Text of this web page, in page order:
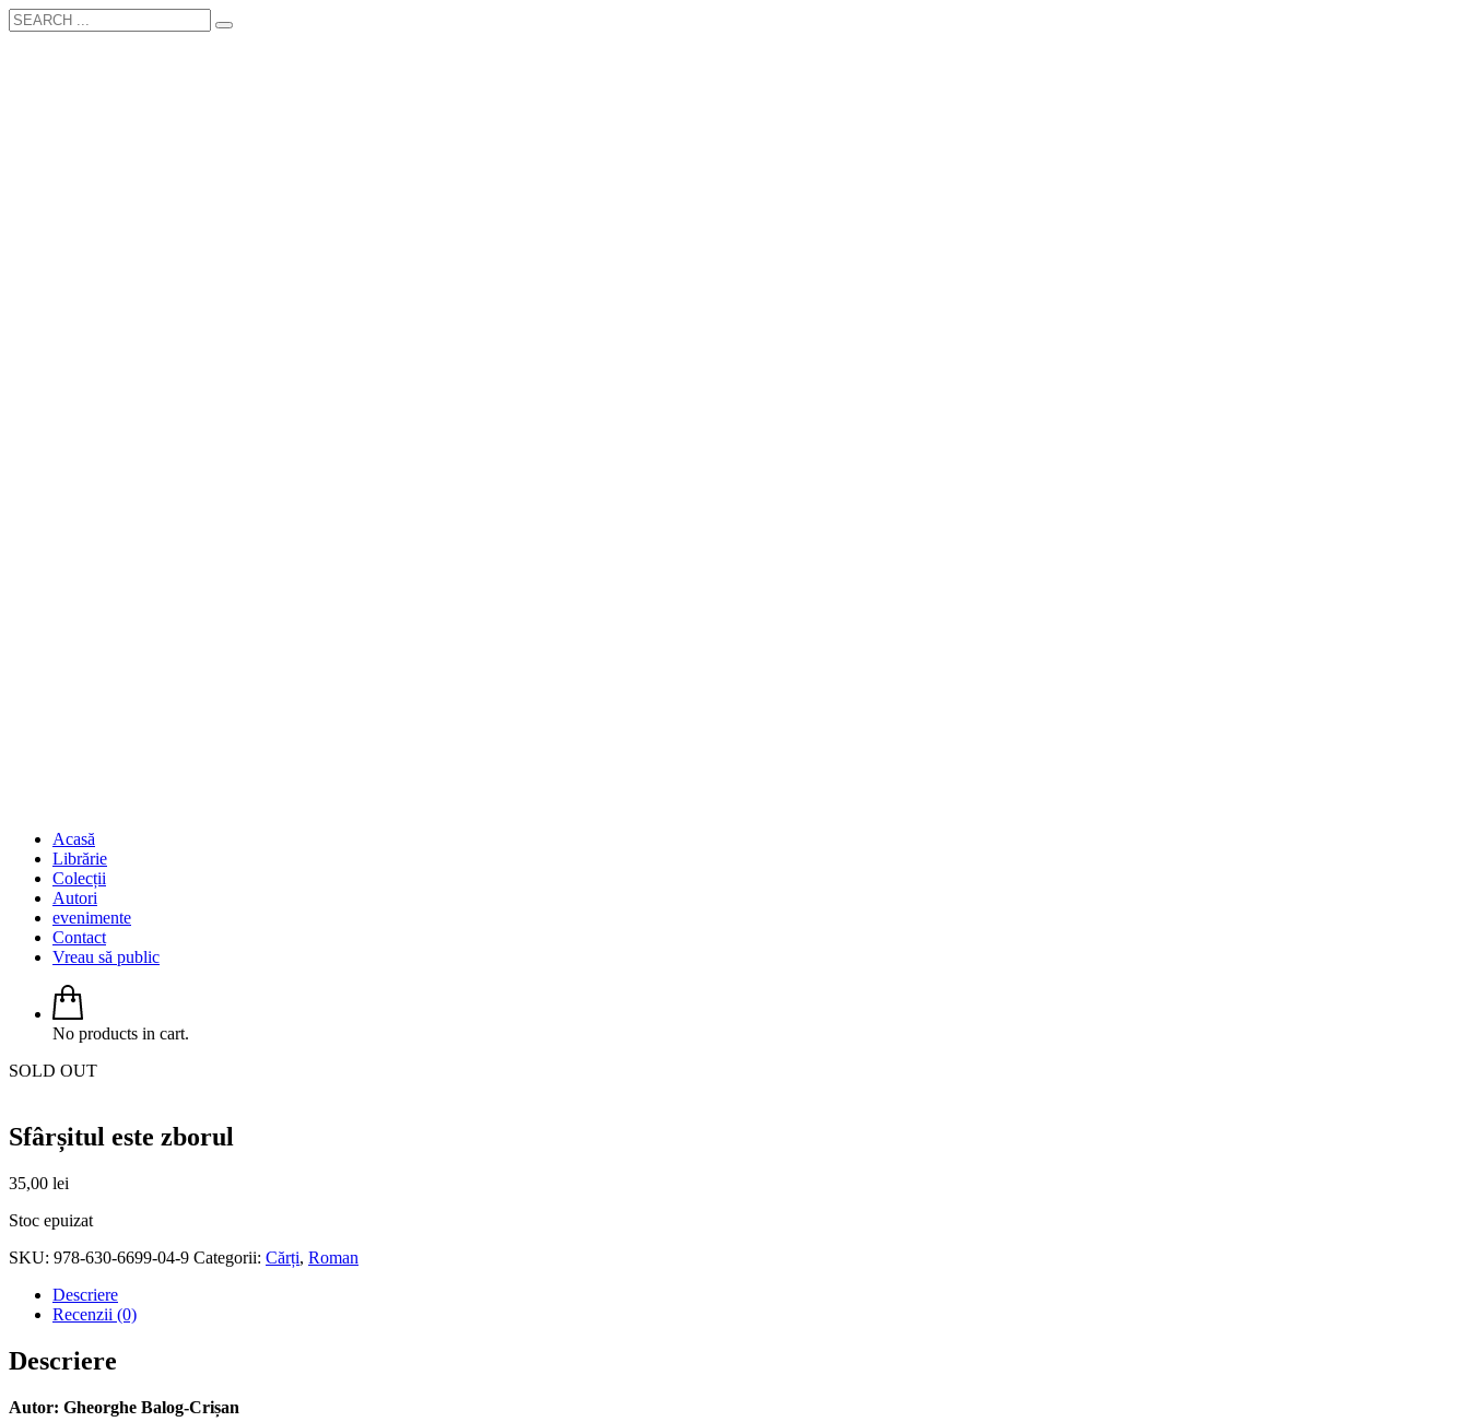
Acasă
Librărie
Colecții
Autori
evenimente
Contact
Vreau să public
No products in cart.
SOLD OUT
Sfârșitul este zborul
35,00 lei
Stoc epuizat
SKU: 978-630-6699-04-9 Categorii: Cărți, Roman
Descriere
Recenzii (0)
Descriere
Autor: Gheorghe Balog-Crișan